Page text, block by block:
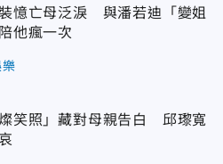
憶亡母泛淚 與潘若迪「變姐
他瘋一次
笑照」藏對母親告白 邱瓈寬